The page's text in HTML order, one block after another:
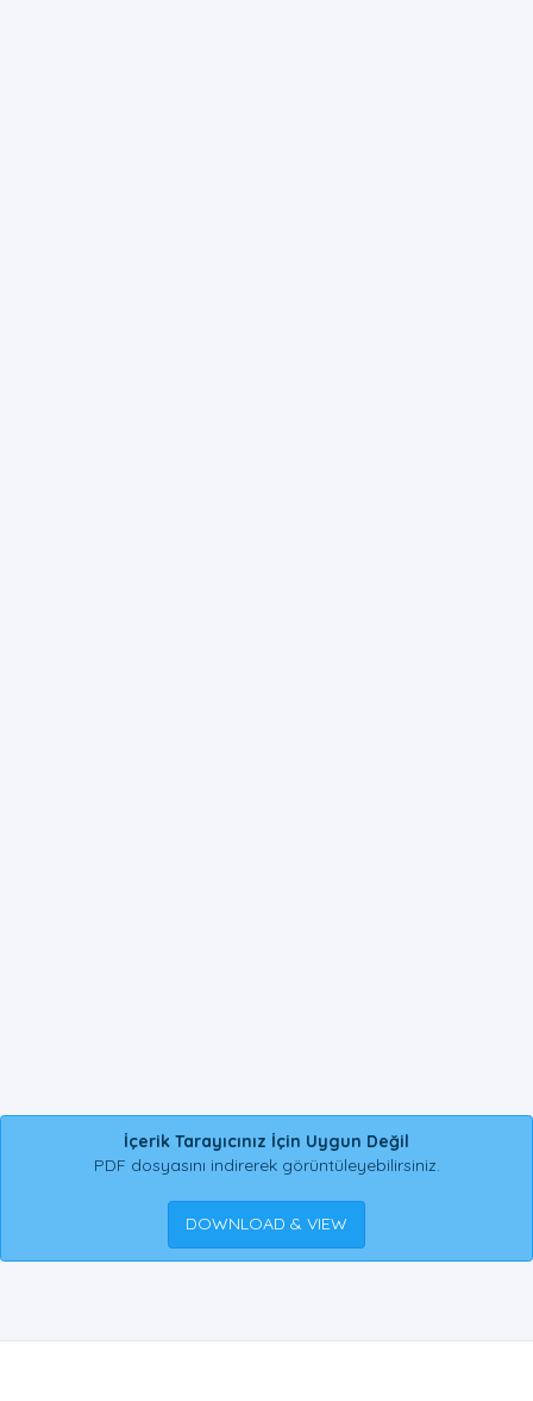
İçerik Tarayıcınız İçin Uygun Değil
PDF dosyasını indirerek görüntüleyebilirsiniz.
DOWNLOAD & VIEW